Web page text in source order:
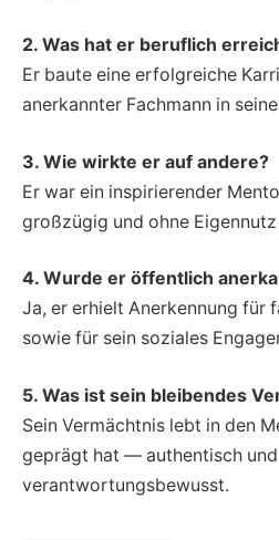
2. Was hat er beruflich
Er baute eine erfolgreiche
anerkannter Fachmann in
3. Wie wirkte er auf andere?
Er war ein inspirierender
großzügig und ohne
4. Wurde er öffentlich
Ja, er erhielt Anerkennung für
sowie für sein soziales
5. Was ist sein bleibendes
Sein Vermächtnis lebt in den
geprägt hat — authentisch und
verantwortungsbewusst.